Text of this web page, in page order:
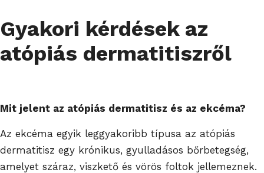
Gyakori kérdések az
atópiás dermatitiszről
Mit jelent az atópiás dermatitisz és az ekcéma?
Az ekcéma egyik leggyakoribb típusa az atópiás
dermatitisz egy krónikus, gyulladásos bőrbetegség,
amelyet száraz, viszkető és vörös foltok jellemeznek.